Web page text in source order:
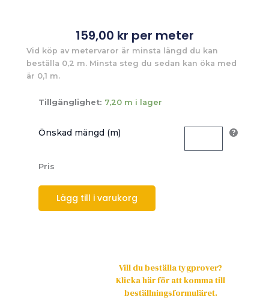
159,00 kr per meter
Vid köp av metervaror är minsta längd du kan
beställa 0,2 m. Minsta steg du sedan kan öka med
är 0,1 m.
Tillgänglighet: 7,20 m i lager
Önskad mängd (m)
Pris
Lägg till i varukorg
Vill du beställa tygprover?
Klicka här för att komma till
beställningsformuläret.